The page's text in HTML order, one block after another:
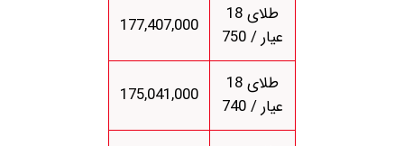
طلای 18
عیار / 750
177,407,000
طلای 18
عیار / 740
175,041,000